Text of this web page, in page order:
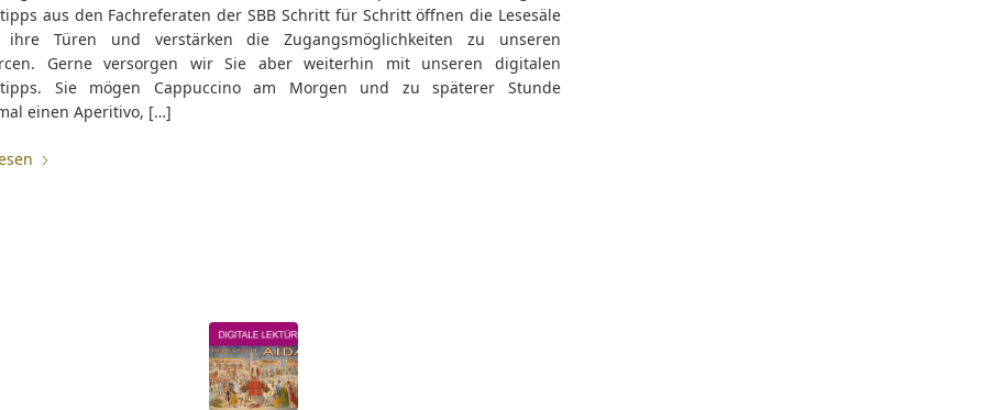
aus den Fachreferaten der SBB Schritt für Schritt öffnen die Lesesäle
ihre Türen und verstärken die Zugangsmöglichkeiten zu unseren
Gerne versorgen wir Sie aber weiterhin mit unseren digitalen
Sie mögen Cappuccino am Morgen und zu späterer Stunde
einen Aperitivo, […]